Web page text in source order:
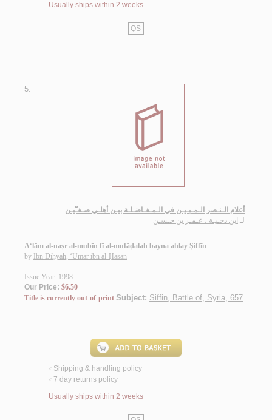
Usually ships within 2 weeks
QS
5.
أعلام الـنـصر الـمـبـيـن في الـمـفـاضـلـة بيـن أهلـي صـفـّيـن
لـ ابن دحـيـة ، عـمـر بن حـسـن
A‘lām al-naṣr al-mubīn fī al-mufāḍalah bayna ahlay Ṣiffīn
by Ibn Diḥyah, ‘Umar ibn al-Ḥasan
Issue Year: 1998
Our Price: $6.50
Title is currently out-of-print Subject: Siffin, Battle of, Syria, 657.
< Shipping & handling policy
< 7 day returns policy
Usually ships within 2 weeks